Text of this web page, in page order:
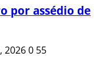
por assédio de
20260 55